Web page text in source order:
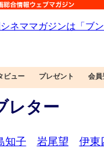
ビュー プレゼント 会員
レター
知子 岩尾望
伊東